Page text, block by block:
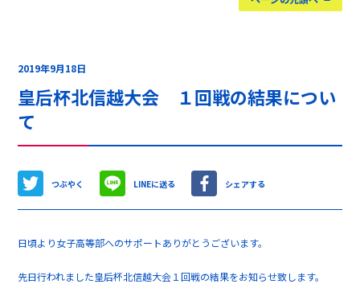
2019年9月18日
皇后杯北信越大会 １回戦の結果につい
て
つぶやく LINEに送る シェアする
日頃より女子高等部へのサポートありがとうございます。
先日行われました皇后杯北信越大会１回戦の結果をお知らせ致します。